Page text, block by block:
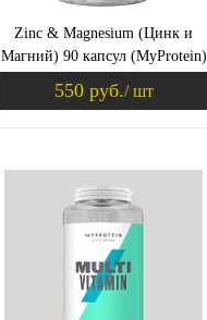
Zinc & Magnesium (Цинк и
Магний) 90 капсул (MyProtein)
550 руб./ шт
Купить в 1 клик
Сравнение
Недоступно